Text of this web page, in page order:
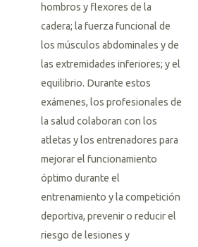
hombros y flexores de la
cadera; la fuerza funcional de
los músculos abdominales y de
las extremidades inferiores; y el
equilibrio. Durante estos
exámenes, los profesionales de
la salud colaboran con los
atletas y los entrenadores para
mejorar el funcionamiento
óptimo durante el
entrenamiento y la competición
deportiva, prevenir o reducir el
riesgo de lesiones y